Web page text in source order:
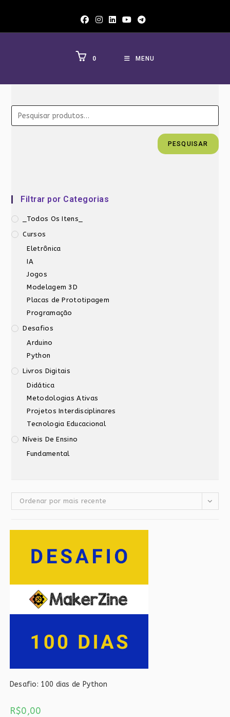
0 MENU
PESQUISAR
Filtrar por Categorias
_Todos Os Itens_
Cursos
Eletrônica
IA
Jogos
Modelagem 3D
Placas de Prototipagem
Programação
Desafios
Arduino
Python
Livros Digitais
Didática
Metodologias Ativas
Projetos Interdisciplinares
Tecnologia Educacional
Níveis De Ensino
Fundamental
Ordenar por mais recente
Desafio: 100 dias de Python
R$0,00